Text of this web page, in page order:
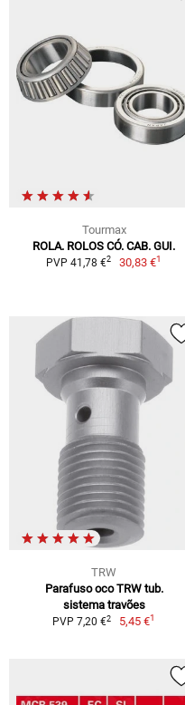
Tourmax
ROLA. ROLOS CÓ. CAB. GUI.
PVP 41,78 €2 30,83 €1
TRW
Parafuso oco TRW tub.
sistema travões
PVP 7,20 €2 5,45 €1